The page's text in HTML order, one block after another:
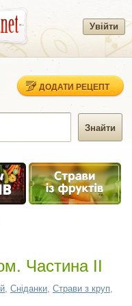
Увійти
ДОДАТИ РЕЦЕПТ
Частина ІІ
Сніданки Страви з круп